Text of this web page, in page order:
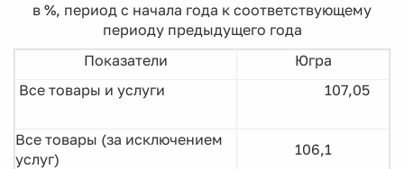
в %, период с начала года к соответствующему
периоду предыдущего года
Показатели
Югра
Все товары и услуги
107,05
Все товары (за исключением
услуг)
106,1